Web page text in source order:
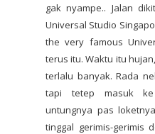
gak nyampe.. Jalan
Universal Studio
the very famous
terus itu. Waktu itu
terlalu banyak. Rada
tapi tetep masuk
untungnya pas
tinggal gerimis-gerimis